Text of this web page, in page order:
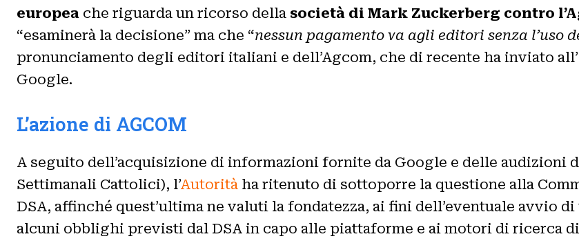
europea che riguarda un ricorso della società di Mark Zuckerberg contro
“esaminerà la decisione” ma che “nessun pagamento va agli editori senza l’uso
pronunciamento degli editori italiani e dell’Agcom, che di recente ha inviato
Google.
L’azione di AGCOM
A seguito dell’acquisizione di informazioni fornite da Google e delle audizioni
Settimanali Cattolici), l’Autorità ha ritenuto di sottoporre la questione alla
DSA, affinché quest’ultima ne valuti la fondatezza, ai fini dell’eventuale avvio
alcuni obblighi previsti dal DSA in capo alle piattaforme e ai motori di ricerca